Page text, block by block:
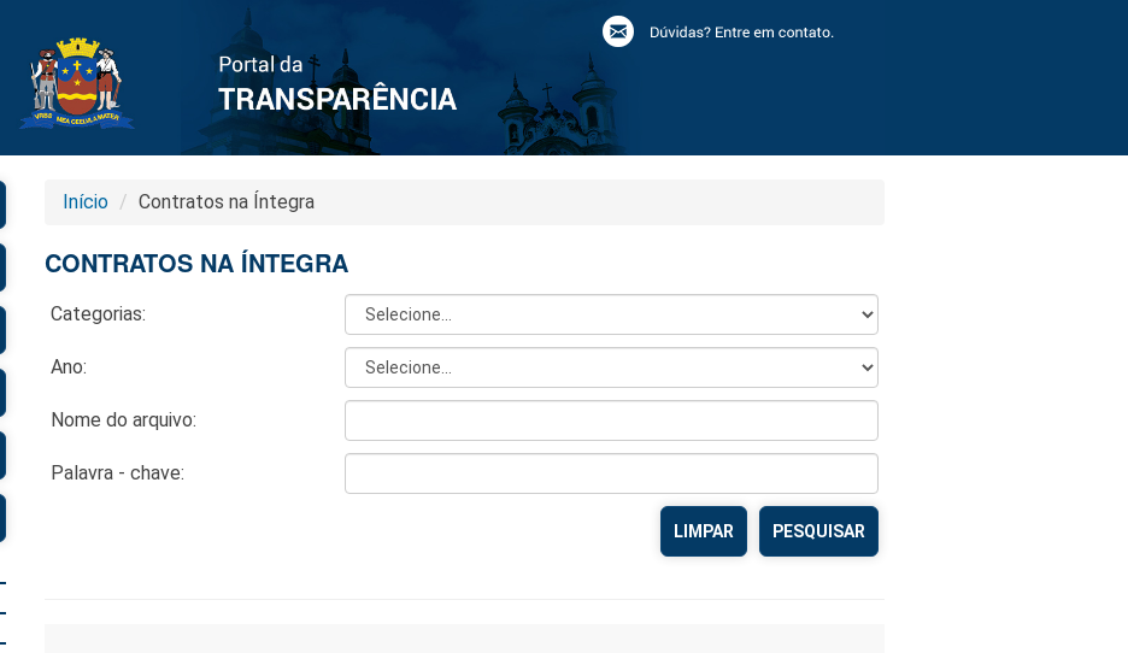
Início Contratos na Íntegra
CONTRATOS NA ÍNTEGRA
Categorias:
Ano:
Nome do arquivo:
Palavra - chave:
LIMPAR